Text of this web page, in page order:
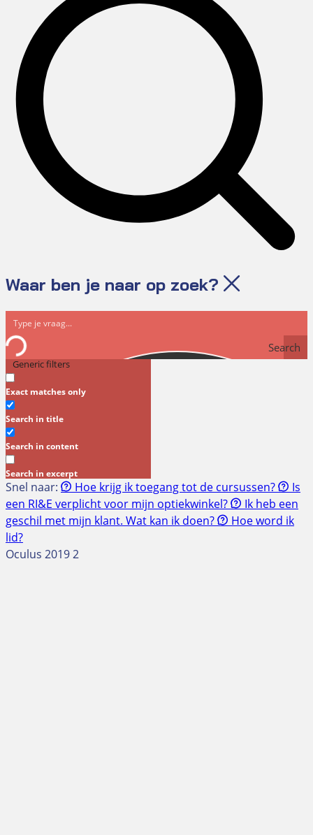
Waar ben je naar op zoek?
Search
Generic filters
Exact matches only
Search in title
Search in content
Search in excerpt
Snel naar: Hoe krijg ik toegang tot de cursussen?
Is
een RI&E verplicht voor mijn optiekwinkel?
Ik heb een
geschil met mijn klant. Wat kan ik doen?
Hoe word ik
lid?
Oculus 2019 2